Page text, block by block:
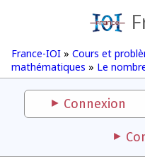
France-IOI » Cours et
mathématiques » Le
Connexion